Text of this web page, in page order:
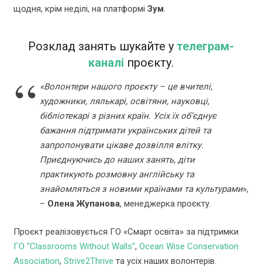
щодня, крім неділі, на платформі Зум.
Розклад занять шукайте у телеграм-
каналі проєкту.
«Волонтери нашого проєкту – це вчителі,
художники, лялькарі, освітяни, науковці,
бібліотекарі з різних країн. Усіх їх об’єднує
бажання підтримати українських дітей та
запропонувати цікаве дозвілля влітку.
Приєднуючись до наших занять, діти
практикують розмовну англійську та
знайомляться з новими країнами та культурами»,
– Олена Жупанова, менеджерка проєкту.
Проєкт реалізовується ГО «Смарт освіта» за підтримки
ГО “Classrooms Without Walls”, Ocean Wise Conservation
Association, Strive2Thrive та усіх наших волонтерів.